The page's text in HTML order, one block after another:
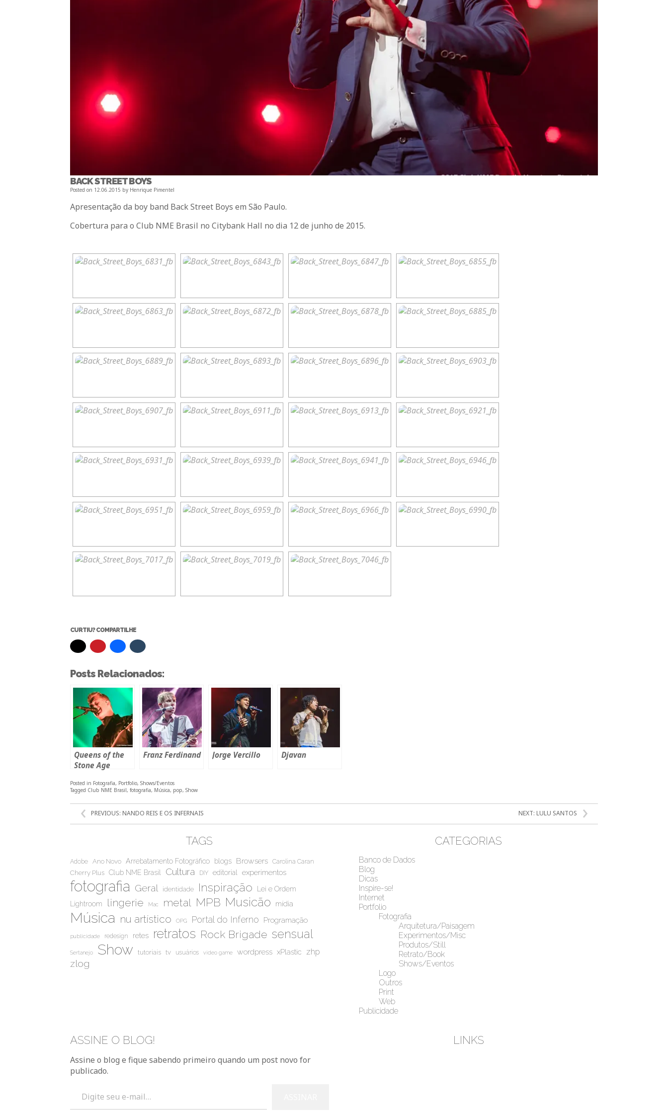
BACK STREET BOYS
Posted on 12.06.2015 by Henrique Pimentel
Apresentação da boy band Back Street Boys em São Paulo.
Cobertura para o Club NME Brasil no Citybank Hall no dia 12 de junho de 2015.
CURTIU? COMPARTILHE
Posts Relacionados:
Queens of the
Stone Age
Franz Ferdinand Jorge Vercillo Djavan
Posted in Fotografia, Portfolio, Shows/Eventos
Tagged Club NME Brasil, fotografia, Música, pop, Show
POST
PREVIOUS: NANDO REIS E OS INFERNAIS NEXT: LULU SANTOS
TAGS
Adobe Ano Novo Arrebatamento Fotográfico blogs Browsers Carolina Caran
Cherry Plus Club NME Brasil Cultura DIY editorial experimentos
fotografia Geral identidade Inspiração
Lei e Ordem
Lightroom
lingerie Mac metal MPB Musicão mídia
Música nu artístico OPG Portal do Inferno Programação
publicidade redesign retes retratos Rock Brigade sensual
Sertanejo Show tutoriais tv usuários video game wordpress xPlastic zhp
zlog
CATEGORIAS
Banco de Dados
Blog
Dicas
Inspire-se!
Internet
Portfolio
Fotografia
Arquitetura/Paisagem
Experimentos/Misc
Produtos/Still
Retrato/Book
Shows/Eventos
Logo
Outros
Print
Web
Publicidade
ASSINE O BLOG!
Assine o blog e fique sabendo primeiro quando um post novo for
publicado.
LINKS